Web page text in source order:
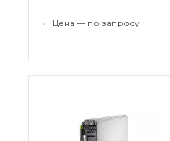
• Цена — по запросу